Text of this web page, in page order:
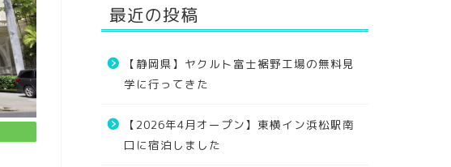
最近の投稿
【静岡県】ヤクルト富士裾野工場の無料見
学に行ってきた
【2026年4月オープン】東横イン浜松駅南
口に宿泊しました